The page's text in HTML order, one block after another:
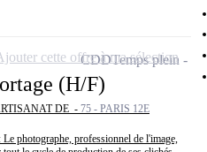
(H/F)
DE - 75 - PARIS 12E
photographe, professionnel de l'image,
CDDTemps plein
cette offre à ma sélection